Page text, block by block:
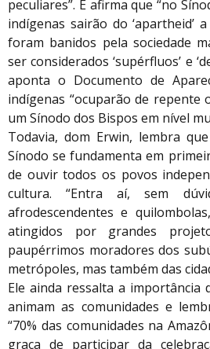
peculiares”. E afirma que “no
indígenas sairão do ‘apartheid’
foram banidos pela sociedade
ser considerados ‘supérfluos’ e
aponta o Documento de
indígenas “ocuparão de repente
um Sínodo dos Bispos em nível
Todavia, dom Erwin, lembra
Sínodo se fundamenta em
de ouvir todos os povos
cultura. “Entra aí, sem
afrodescendentes e
atingidos por grandes
paupérrimos moradores dos
metrópoles, mas também das
Ele ainda ressalta a importância
animam as comunidades e
“70% das comunidades na
graça de participar da